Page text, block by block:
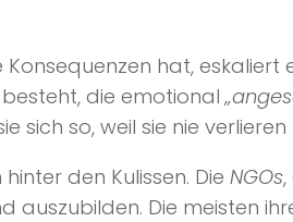
hat,
die emotional
sich so, weil sie nie verlieren
den Kulissen. Die NGOs
auszubilden. Die meisten